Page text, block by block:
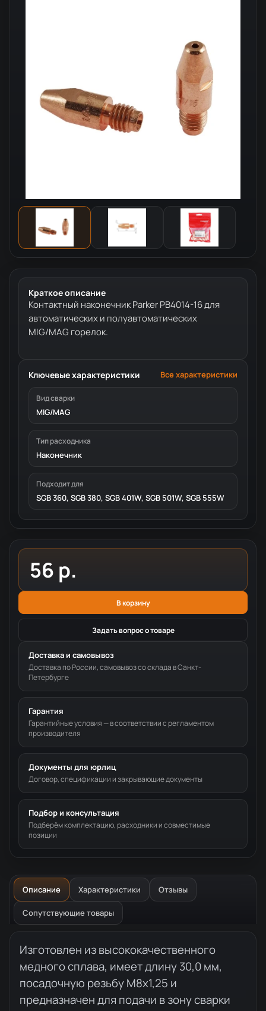
Краткое описание
Контактный наконечник Parker PB4014-16 для
автоматических и полуавтоматических
MIG/MAG горелок.
Ключевые характеристики Все характеристики
Вид сварки
MIG/MAG
Тип расходника
Наконечник
Подходит для
SGB 360, SGB 380, SGB 401W, SGB 501W, SGB 555W
56 р.
В корзину
Задать вопрос о товаре
Доставка и самовывоз
Доставка по России, самовывоз со склада в Санкт-
Петербурге
Гарантия
Гарантийные условия — в соответствии с регламентом
производителя
Документы для юрлиц
Договор, спецификации и закрывающие документы
Подбор и консультация
Подберём комплектацию, расходники и совместимые
позиции
Описание Характеристики Отзывы
Сопутствующие товары
Описание товара
Изготовлен из высококачественного
медного сплава, имеет длину 30,0 мм,
посадочную резьбу М8x1,25 и
предназначен для подачи в зону сварки